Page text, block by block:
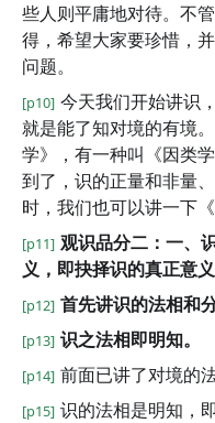
些人则平庸地对待。不
得，希望大家要珍惜，
问题。
[p10] 今天我们开始讲识
就是能了知对境的有境
学》，有一种叫《因类
到了，识的正量和非量
时，我们也可以讲一下《
[p11] 观识品分二：一、
义，即抉择识的真正意义
[p12] 首先讲识的法相和分
[p13] 识之法相即明知。
[p14] 前面已讲了对境的
[p15] 识的法相是明知，